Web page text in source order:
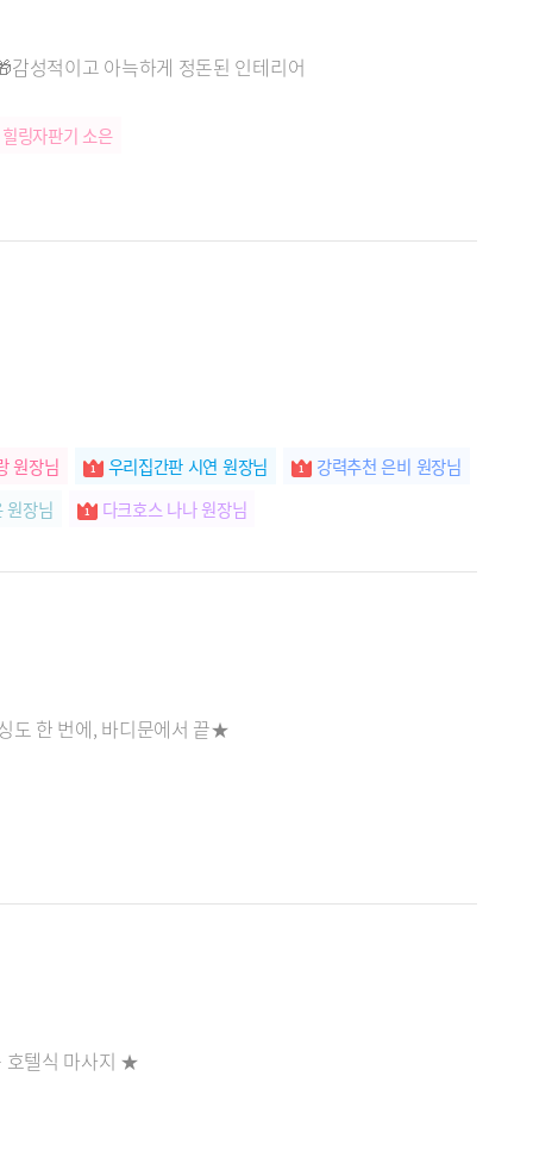
성적이고 아늑하게 정돈된 인테리어
힐링자판기 소은
원장님 우리집간판 시연 원장님
강력추천 은비 원장님
원장님 다크호스 나나 원장님
도 한 번에, 바디문에서 끝★
호텔식 마사지 ★